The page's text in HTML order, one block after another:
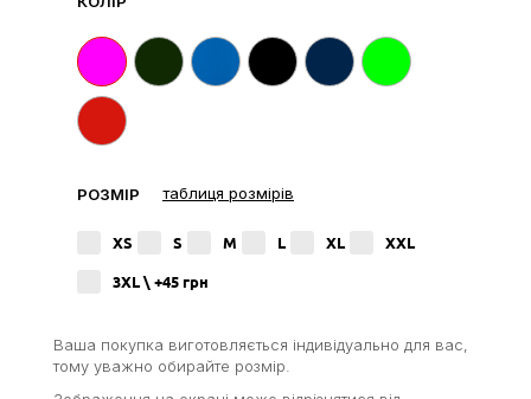
РОЗМІР таблиця розмірів
XS S M L XL XXL
3XL \ +45 грн
Ваша покупка виготовляється індивідуально для вас,
тому уважно обирайте розмір.